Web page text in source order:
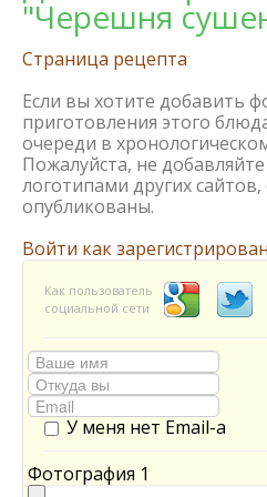
"Черешня
Страница рецепта
Если вы хотите добавить
приготовления этого
очереди в
Пожалуйста, не
логотипами других сайтов,
опубликованы.
Войти как
Как пользователь
социальной сети
У меня нет Email-а
Фотография 1